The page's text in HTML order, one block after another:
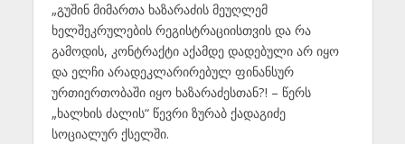
„გუშინ მიმართა ხაზარაძის მეუღლემ
ხელშეკრულების რეგისტრაციისთვის და რა
გამოდის, კონტრაქტი აქამდე დადებული არ იყო
და ელჩი არადეკლარირებულ ფინანსურ
ურთიერთობაში იყო ხაზარაძესთან?! – წერს
„ხალხის ძალის“ წევრი ზურაბ ქადაგიძე
სოციალურ ქსელში.